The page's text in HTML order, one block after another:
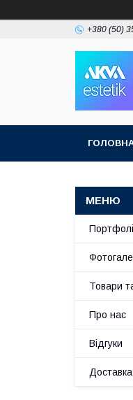
+380 (50)
Товари
Про нас
Відгуки